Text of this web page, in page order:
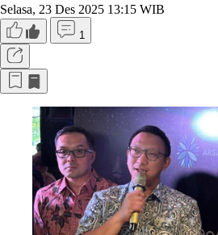
Selasa, 23 Des 2025 13:15 WIB
1